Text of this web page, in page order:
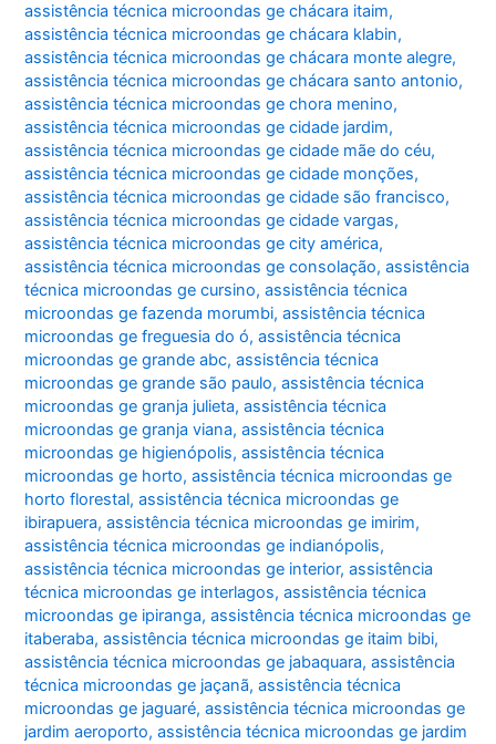
assistência técnica microondas ge chácara itaim,
assistência técnica microondas ge chácara klabin,
assistência técnica microondas ge chácara monte alegre,
assistência técnica microondas ge chácara santo antonio,
assistência técnica microondas ge chora menino,
assistência técnica microondas ge cidade jardim,
assistência técnica microondas ge cidade mãe do céu,
assistência técnica microondas ge cidade monções,
assistência técnica microondas ge cidade são francisco,
assistência técnica microondas ge cidade vargas,
assistência técnica microondas ge city américa,
assistência técnica microondas ge consolação,assistência
técnica microondas ge cursino,assistência técnica
microondas ge fazenda morumbi,assistência técnica
microondas ge freguesia do ó,assistência técnica
microondas ge grande abc,assistência técnica
microondas ge grande são paulo,assistência técnica
microondas ge granja julieta,assistência técnica
microondas ge granja viana,assistência técnica
microondas ge higienópolis,assistência técnica
microondas ge horto,assistência técnica microondas ge
horto florestal,assistência técnica microondas ge
ibirapuera,assistência técnica microondas ge imirim,
assistência técnica microondas ge indianópolis,
assistência técnica microondas ge interior,assistência
técnica microondas ge interlagos,assistência técnica
microondas ge ipiranga,assistência técnica microondas ge
itaberaba,assistência técnica microondas ge itaim bibi,
assistência técnica microondas ge jabaquara,assistência
técnica microondas ge jaçanã,assistência técnica
microondas ge jaguaré,assistência técnica microondas ge
jardim aeroporto,assistência técnica microondas ge jardim